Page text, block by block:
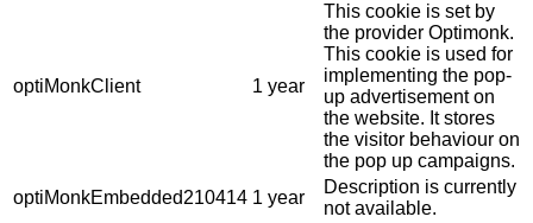
optiMonkClient 1 year
This cookie is set by
the provider Optimonk.
This cookie is used for
implementing the pop-
up advertisement on
the website. It stores
the visitor behaviour on
the pop up campaigns.
optiMonkEmbedded210414 1 year
Description is currently
not available.